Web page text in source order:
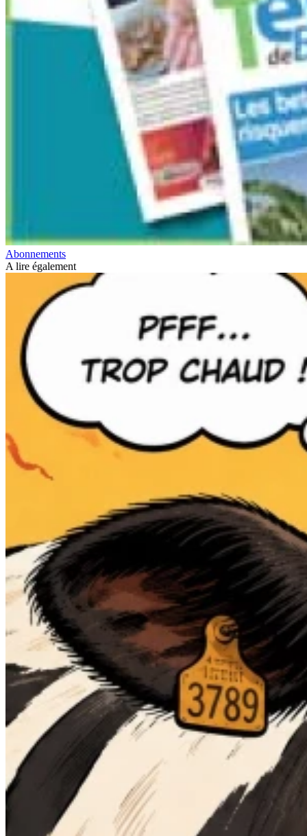
Abonnements
A lire également